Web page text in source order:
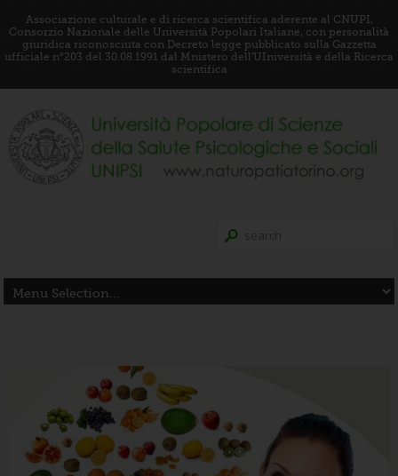
Associazione culturale e di ricerca scientifica aderente al CNUPI,
Consorzio Nazionale delle Università Popolari Italiane, con personalità
giuridica riconosciuta con Decreto legge pubblicato sulla Gazzetta
ufficiale n°203 del 30.08.1991 dal Mnistero dell'UIniversità e della Ricerca
scientifica